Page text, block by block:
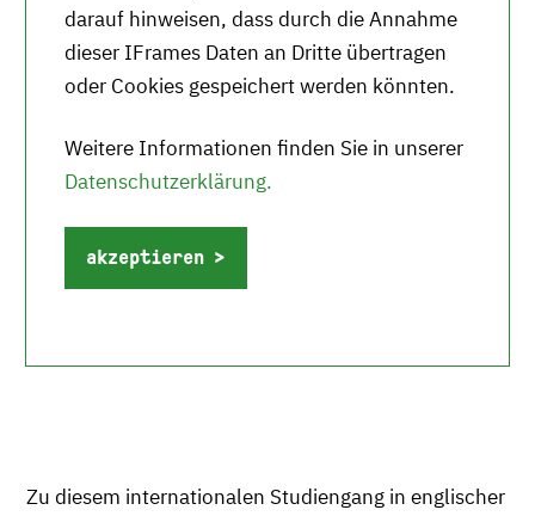
darauf hinweisen, dass durch die Annahme
dieser IFrames Daten an Dritte übertragen
oder Cookies gespeichert werden könnten.
Weitere Informationen finden Sie in unserer
Datenschutzerklärung.
akzeptieren
Zu diesem internationalen Studiengang in englischer